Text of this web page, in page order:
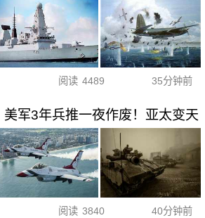
阅读 4489 35分钟前
军3年兵推一夜作废！亚太变天
阅读 3840 40分钟前